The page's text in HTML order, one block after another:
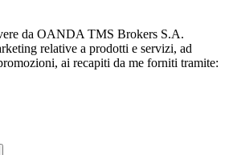
da OANDA TMS Brokers S.A.
relative a prodotti e servizi, ad
ai recapiti da me forniti tramite: